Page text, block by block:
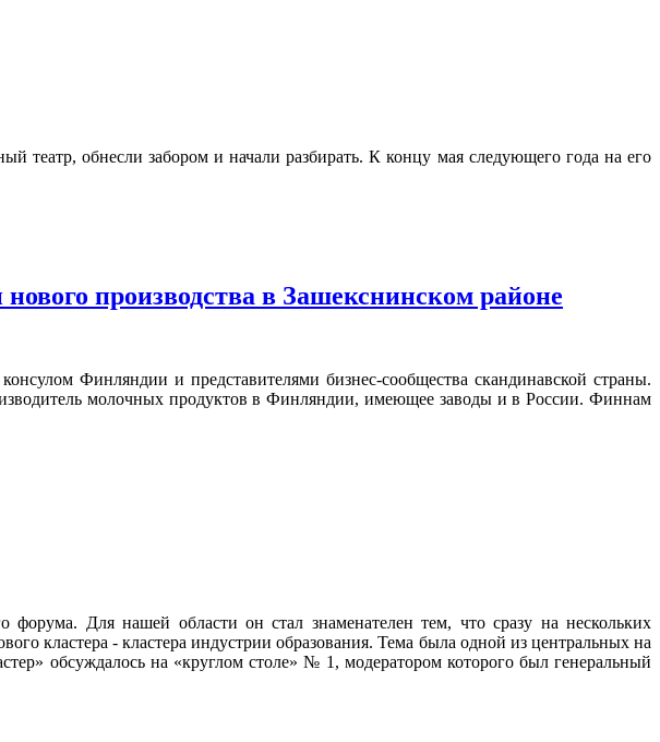
театр, обнесли забором и начали разбирать. К концу мая следующего года на его
производства в Зашекснинском районе
Финляндии и представителями бизнес-сообщества скандинавской страны.
молочных продуктов в Финляндии, имеющее заводы и в России. Финнам
Для нашей области он стал знаменателен тем, что сразу на нескольких
кластера - кластера индустрии образования. Тема была одной из центральных на
обсуждалось на «круглом столе» № 1, модератором которого был генеральный